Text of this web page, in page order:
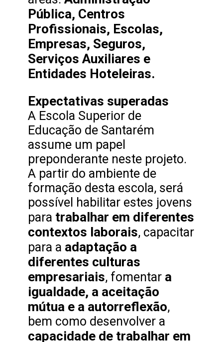
Pública, Centros
Profissionais, Escolas,
Empresas, Seguros,
Serviços Auxiliares e
Entidades Hoteleiras.
Expectativas superadas
A Escola Superior de
Educação de Santarém
assume um papel
preponderante neste projeto.
A partir do ambiente de
formação desta escola, será
possível habilitar estes jovens
para trabalhar em diferentes
contextos laborais, capacitar
para a adaptação a
diferentes culturas
empresariais, fomentar a
igualdade, a aceitação
mútua e a autorreflexão,
bem como desenvolver a
capacidade de trabalhar em